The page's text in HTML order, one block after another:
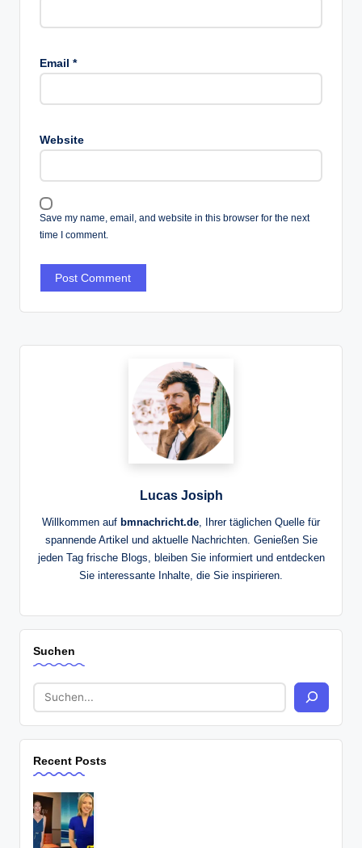
Email *
Website
Save my name, email, and website in this browser for the next
time I comment.
Lucas Josiph
Willkommen auf bmnachricht.de , Ihrer täglichen Quelle für
spannende Artikel und aktuelle Nachrichten. Genießen Sie
jeden Tag frische Blogs, bleiben Sie informiert und entdecken
Sie interessante Inhalte, die Sie inspirieren.
Suchen
Recent Posts